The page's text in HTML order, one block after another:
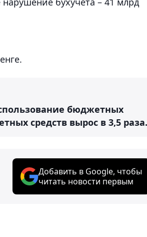
бюджетных
средств вырос в 3,5 раза.
Добавить в Google, чтобы
читать новости первым